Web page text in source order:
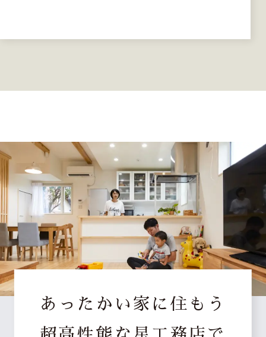
あったかい家に住もう